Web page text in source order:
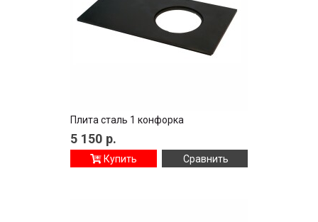
Плита сталь 1 конфорка
5 150 р.
Купить Сравнить